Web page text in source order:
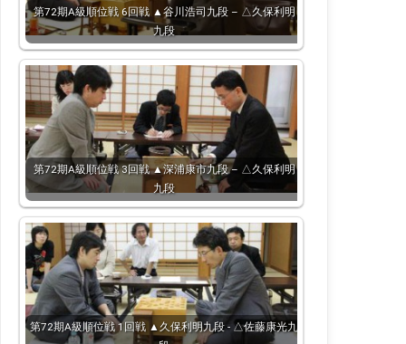
第72期A級順位戦 6回戦 ▲谷川浩司九段 – △久保利明
九段
第72期A級順位戦 3回戦 ▲深浦康市九段 – △久保利明
九段
第72期A級順位戦 1回戦 ▲久保利明九段 - △佐藤康光九